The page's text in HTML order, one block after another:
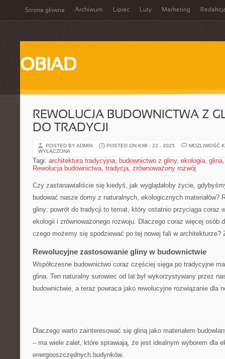
Strona główna Archiwum Lipiec Luty Marketing
OBIAD
REWOLUCJA BUDOWNICTWA Z
DO TRADYCJI
POSTED BY ADMIN POSTED ON KWI - 22 - 2025
MOŻLIWOŚĆ
WYŁĄCZONA
Tagi: architektura tradycyjna, budownictwo z gliny, ekologia, glina
Rewolucja budownictwa, tradycja, zrównoważony rozwój
Czy ⁣zastanawialiście⁣ się kiedyś, jak ‍wyglądałoby życie,
budować nasze domy ⁤z naturalnych, ⁢ekologicznych ​materiałów?
gliny: powrót do tradycji ‍to temat, który ostatnio przyciąga ‍coraz
ekologii i⁤ zrównoważonego rozwoju. Dlaczego coraz więcej⁣ osób
czego możemy się spodziewać po tej nowej fali ‍w architekturze?
Rewolucyjne ⁢zastosowanie⁣ gliny w budownictwie
Współczesne budownictwo ⁣coraz ⁢częściej sięga po⁣ tradycyjne
glina. Ten naturalny surowiec⁢ od lat był wykorzystywany przez
budownictwie, a teraz powraca jako rewolucyjne‌ rozwiązanie dla
Dlaczego⁣ warto zainteresować się gliną jako materiałem⁤
– ma wiele⁣ zalet,‍ które sprawiają, że jest‍ idealnym ​wyborem dla
energooszczędnych budynków.